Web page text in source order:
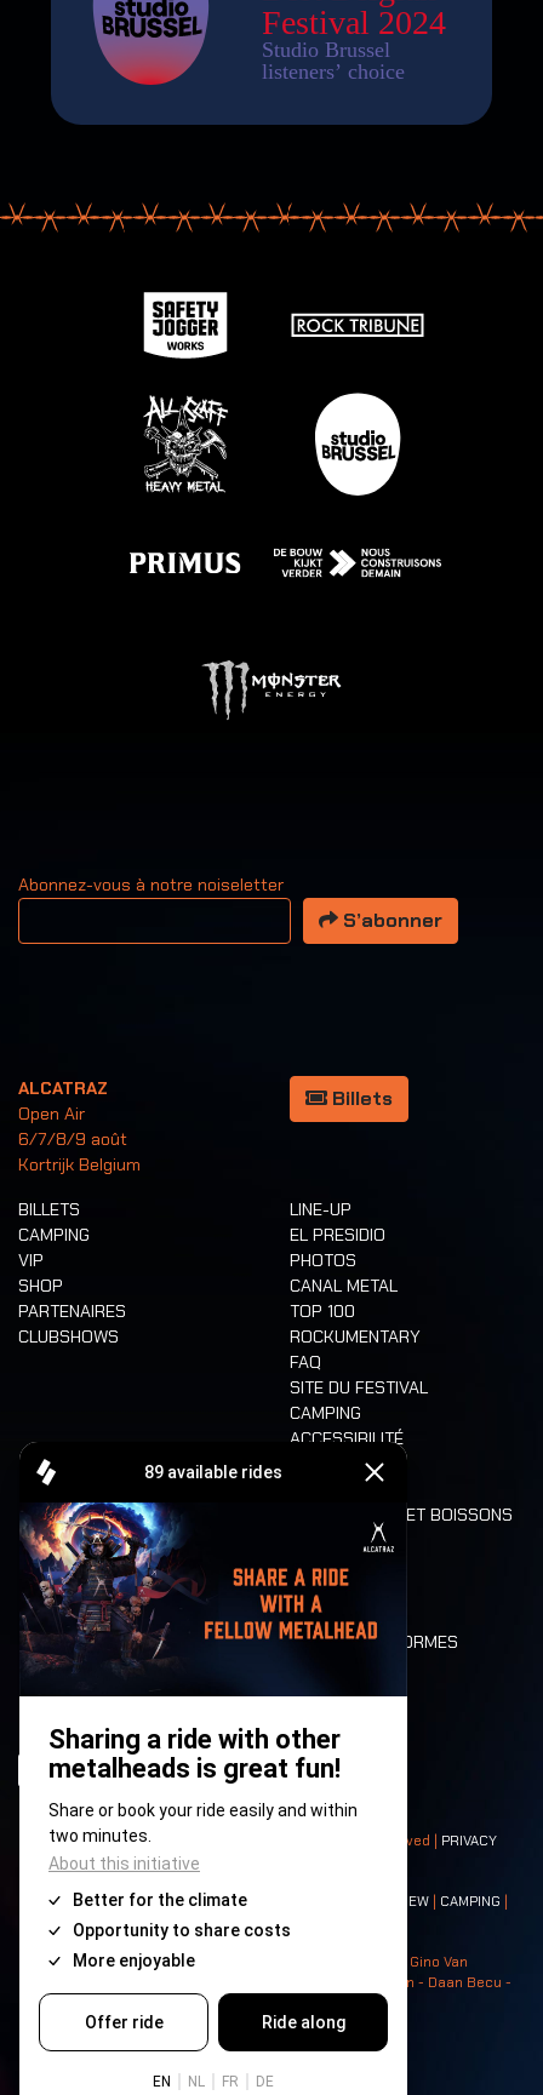
Abonnez-vous à notre noiseletter
Votre adresse email
S’abonner
ALCATRAZ
Open Air
6/7/8/9 août
Kortrijk Belgium
Billets
BILLETS
CAMPING
VIP
SHOP
PARTENAIRES
CLUBSHOWS
LINE-UP
EL PRESIDIO
PHOTOS
CANAL METAL
TOP 100
ROCKUMENTARY
FAQ
SITE DU FESTIVAL
CAMPING
ACCESSIBILITÉ
CASHLESS
ALIMENTATION ET BOISSONS
LONE WOLVES
PLAN
DEATH RIDE
VALEURS ET NORMES
HISTOIRE
© 2008-2026- Apache Productions VZW – All rights reserved | PRIVACY
POLICY|CONDITIONS GÉNÉRALES
Contact:GENERAL|PARTNERSHIPS CREW | CAMPING |
NEIGHBOURS
Photos: Ann Kermans - Hans Van Hoof - Eliaz Bruggeman - Gino Van
Lancker - Tim Tronckoe - Elsie Roymans - Stijn Verbruggen - Daan Becu -
Claus Christa - Devid Camerlynck